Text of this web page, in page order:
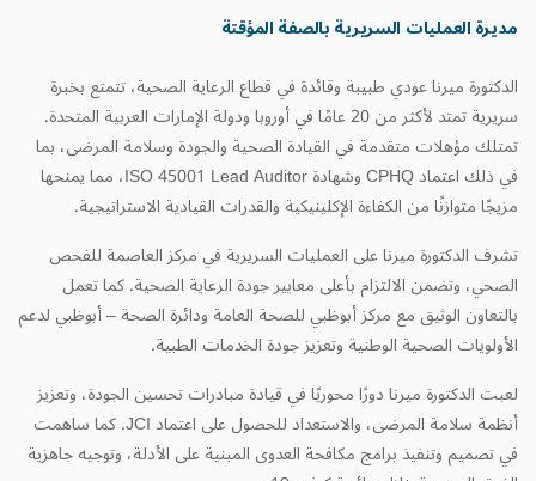
مديرة العمليات السريرية بالصفة المؤقتة
الدكتورة ميرنا عودي طبيبة وقائدة في قطاع الرعاية الصحية، تتمتع بخبرة
سريرية تمتد لأكثر من 20 عامًا في أوروبا ودولة الإمارات العربية المتحدة.
تمتلك مؤهلات متقدمة في القيادة الصحية والجودة وسلامة المرضى، بما
في ذلك اعتماد CPHQ وشهادة ISO 45001 Lead Auditor، مما يمنحها
مزيجًا متوازنًا من الكفاءة الإكلينيكية والقدرات القيادية الاستراتيجية.
تشرف الدكتورة ميرنا على العمليات السريرية في مركز العاصمة للفحص
الصحي، وتضمن الالتزام بأعلى معايير جودة الرعاية الصحية. كما تعمل
بالتعاون الوثيق مع مركز أبوظبي للصحة العامة ودائرة الصحة – أبوظبي لدعم
الأولويات الصحية الوطنية وتعزيز جودة الخدمات الطبية.
لعبت الدكتورة ميرنا دورًا محوريًا في قيادة مبادرات تحسين الجودة، وتعزيز
أنظمة سلامة المرضى، والاستعداد للحصول على اعتماد JCI. كما ساهمت
في تصميم وتنفيذ برامج مكافحة العدوى المبنية على الأدلة، وتوجيه جاهزية